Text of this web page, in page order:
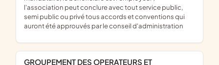
l'association peut conclure avec tout service public,
semi public ou privé tous accords et conventions qui
auront été approuvés par le conseil d'administration
GROUPEMENT DES OPERATEURS ET